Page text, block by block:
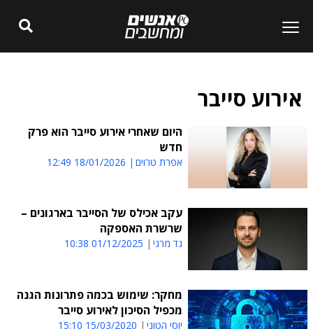
אירוע סייבר
היום שאחרי אירוע סייבר הוא פרק
חדש
אפרת טרוים 18/01/2026 12:49
עקב אכילס של הסייבר בארגונים –
שרשרת האספקה
גד מרגי 01/12/2025 10:38
מחקר: שימוש בכמה פתרונות הגנה
מכפיל הסיכון לאירוע סייבר
יוסי הטוני 15/03/2020 15:10